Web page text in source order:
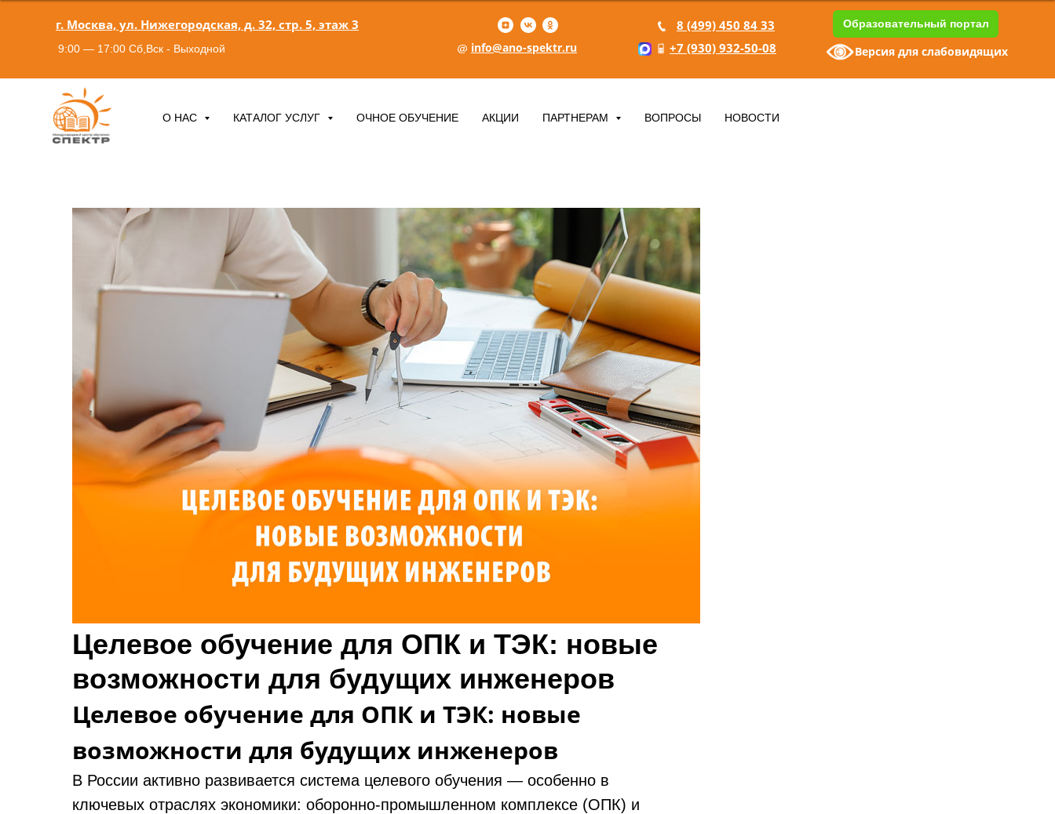
Образовательный портал
г. Москва, ул. Нижегородская, д. 32, стр. 5, этаж 3
+7 (930) 932-50-08
8 (499) 450 84 33
info@ano-spektr.ru
9:00 — 17:00 Сб,Вск - Выходной Версия для слабовидящих
О НАС КАТАЛОГ УСЛУГ ОЧНОЕ ОБУЧЕНИЕ АКЦИИ ПАРТНЕРАМ ВОПРОСЫ НОВОСТИ
Целевое обучение для ОПК и ТЭК: новые
возможности для будущих инженеров
Целевое обучение для ОПК и ТЭК: новые
возможности для будущих инженеров
В России активно развивается система целевого обучения — особенно в
ключевых отраслях экономики: оборонно‑промышленном комплексе (ОПК) и